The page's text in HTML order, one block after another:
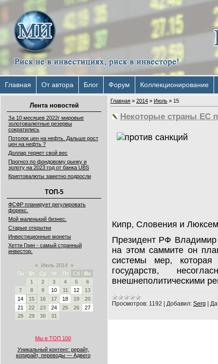
Главная От автора Блог Форум Коллекционирование
Лента новостей
За 10 месяцев 2022г мировые
золотовалютные резервы
сократились
Потолок цен на нефть. Дальше рост
цен на нефть ?
Доллар теряет свой вес
Прогноз по фондовому рынку и
золоту на 2023 год от банка UBS
Криптовалюты заметно подросли
ТОП-5
ФСФР планирует регулировать
форекс.
Мой маленький бизнес.
Старые открытки
Инвестиционные монеты
Хетти Грин - самый странный
инвестор.
« Июль 2014 »
Пн
Вт Ср Чт Пт Сб
Вс
1
2 3 4 5
6
7
8 9 10 11 12
13
14
15 16 17 18 19
20
21
22 23 24 25 26
27
28
29 30 31
Мы в ТОП 100
Уникальный контент: рерайт,
копирайт, переводы — Адвего
Главная » 2014 » Июль » 15
Некоторые страны ЕС
Кипр, Словения и
Президент РФ Владимир
на этом саммите он
системы мер,
государств,
внешнеполитическими
Просмотров: 1192 | Добавил: Serg |